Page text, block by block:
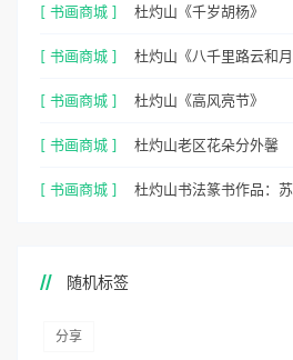
[ 书画商城 ] 杜灼山《千岁胡杨》
[ 书画商城 ] 杜灼山《八千里路云和月
[ 书画商城 ] 杜灼山《高风亮节》
[ 书画商城 ] 杜灼山老区花朵分外馨
[ 书画商城 ] 杜灼山书法篆书作品：
随机标签
分享